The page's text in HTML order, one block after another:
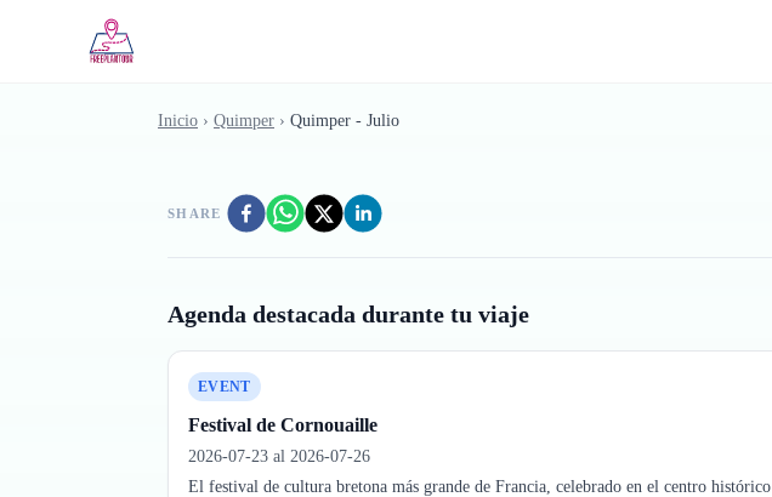
Inicio › Quimper › Quimper - Julio
SHARE
Agenda destacada durante tu viaje
EVENT
Festival de Cornouaille
2026-07-23 al 2026-07-26
El festival de cultura bretona más grande de Francia, celebrado en el centro histórico